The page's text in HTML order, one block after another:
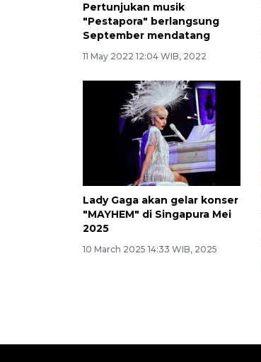
Pertunjukan musik
"Pestapora" berlangsung
September mendatang
11 May 2022 12:04 WIB, 2022
Lady Gaga akan gelar konser
"MAYHEM" di Singapura Mei
2025
10 March 2025 14:33 WIB, 2025